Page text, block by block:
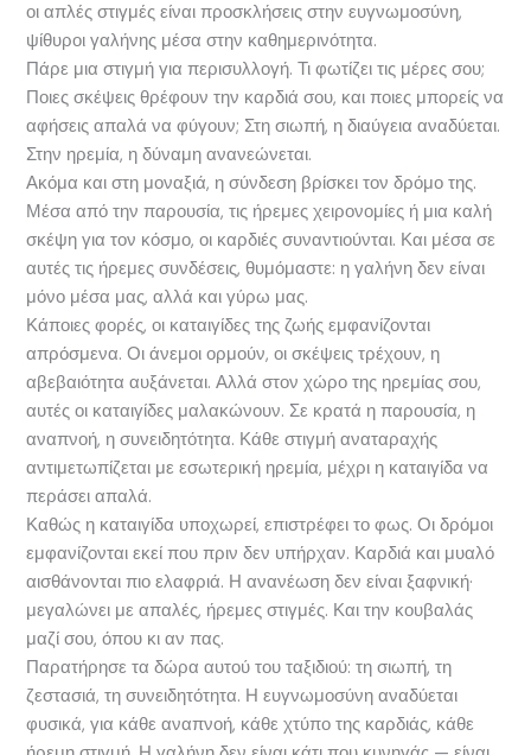
οι απλές στιγμές είναι προσκλήσεις στην ευγνωμοσύνη,
ψίθυροι γαλήνης μέσα στην καθημερινότητα.
Πάρε μια στιγμή για περισυλλογή. Τι φωτίζει τις μέρες σου;
Ποιες σκέψεις θρέφουν την καρδιά σου, και ποιες μπορείς να
αφήσεις απαλά να φύγουν; Στη σιωπή, η διαύγεια αναδύεται.
Στην ηρεμία, η δύναμη ανανεώνεται.
Ακόμα και στη μοναξιά, η σύνδεση βρίσκει τον δρόμο της.
Μέσα από την παρουσία, τις ήρεμες χειρονομίες ή μια καλή
σκέψη για τον κόσμο, οι καρδιές συναντιούνται. Και μέσα σε
αυτές τις ήρεμες συνδέσεις, θυμόμαστε: η γαλήνη δεν είναι
μόνο μέσα μας, αλλά και γύρω μας.
Κάποιες φορές, οι καταιγίδες της ζωής εμφανίζονται
απρόσμενα. Οι άνεμοι ορμούν, οι σκέψεις τρέχουν, η
αβεβαιότητα αυξάνεται. Αλλά στον χώρο της ηρεμίας σου,
αυτές οι καταιγίδες μαλακώνουν. Σε κρατά η παρουσία, η
αναπνοή, η συνειδητότητα. Κάθε στιγμή αναταραχής
αντιμετωπίζεται με εσωτερική ηρεμία, μέχρι η καταιγίδα να
περάσει απαλά.
Καθώς η καταιγίδα υποχωρεί, επιστρέφει το φως. Οι δρόμοι
εμφανίζονται εκεί που πριν δεν υπήρχαν. Καρδιά και μυαλό
αισθάνονται πιο ελαφριά. Η ανανέωση δεν είναι ξαφνική·
μεγαλώνει με απαλές, ήρεμες στιγμές. Και την κουβαλάς
μαζί σου, όπου κι αν πας.
Παρατήρησε τα δώρα αυτού του ταξιδιού: τη σιωπή, τη
ζεστασιά, τη συνειδητότητα. Η ευγνωμοσύνη αναδύεται
φυσικά, για κάθε αναπνοή, κάθε χτύπο της καρδιάς, κάθε